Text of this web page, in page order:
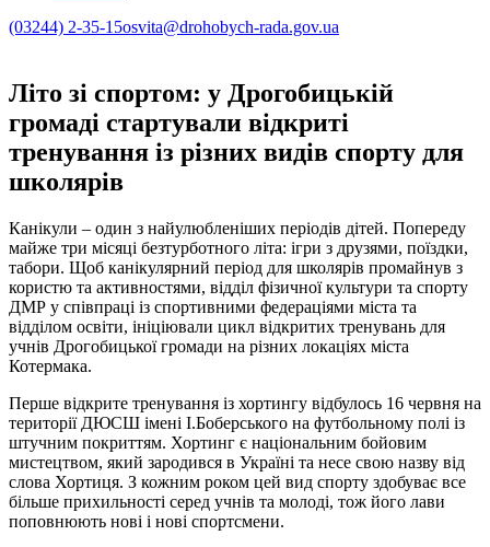
(03244) 2-35-15osvita@drohobych-rada.gov.ua
Літо зі спортом: у Дрогобицькій
громаді стартували відкриті
тренування із різних видів спорту для
школярів
Канікули – один з найулюбленіших періодів дітей. Попереду
майже три місяці безтурботного літа: ігри з друзями, поїздки,
табори. Щоб канікулярний період для школярів промайнув з
користю та активностями, відділ фізичної культури та спорту
ДМР у співпраці із спортивними федераціями міста та
відділом освіти, ініціювали цикл відкритих тренувань для
учнів Дрогобицької громади на різних локаціях міста
Котермака.
Перше відкрите тренування із хортингу відбулось 16 червня на
території ДЮСШ імені І.Боберського на футбольному полі із
штучним покриттям. Хортинг є національним бойовим
мистецтвом, який зародився в Україні та несе свою назву від
слова Хортиця. З кожним роком цей вид спорту здобуває все
більше прихильності серед учнів та молоді, тож його лави
поповнюють нові і нові спортсмени.